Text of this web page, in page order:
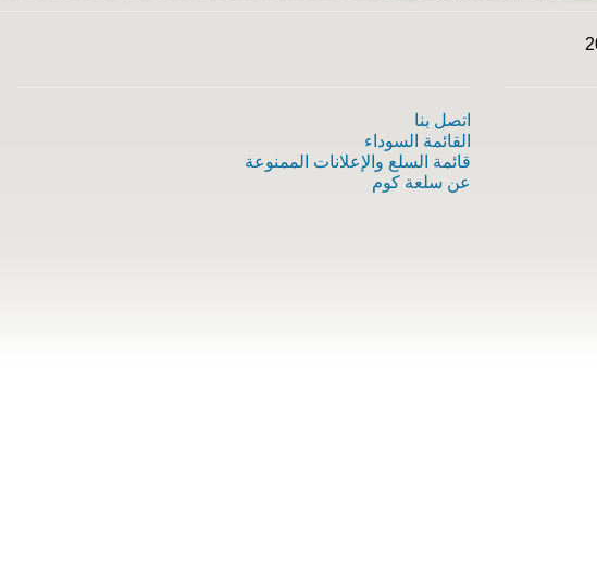
اتصل بنا
القائمة السوداء
قائمة السلع والإعلانات الممنوعة
عن سلعة كوم